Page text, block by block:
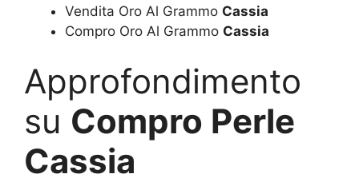
Vendita Oro Al Grammo Cassia
Compro Oro Al Grammo Cassia
Approfondimento
su Compro Perle
Cassia